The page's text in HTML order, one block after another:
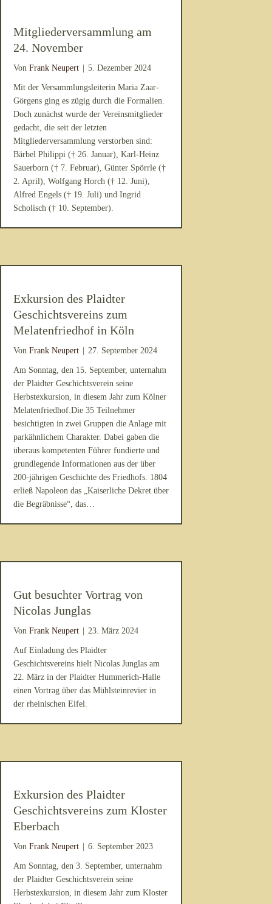
Mitgliederversammlung am
24. November
Von Frank Neupert 5. Dezember 2024
Mit der Versammlungsleiterin Maria Zaar-
Görgens ging es zügig durch die Formalien.
Doch zunächst wurde der Vereinsmitglieder
gedacht, die seit der letzten
Mitgliederversammlung verstorben sind:
Bärbel Philippi († 26. Januar), Karl-Heinz
Sauerborn († 7. Februar), Günter Spörrle (†
2. April), Wolfgang Horch († 12. Juni),
Alfred Engels († 19. Juli) und Ingrid
Scholisch († 10. September).
Exkursion des Plaidter
Geschichtsvereins zum
Melatenfriedhof in Köln
Von Frank Neupert 27. September 2024
Am Sonntag, den 15. September, unternahm
der Plaidter Geschichtsverein seine
Herbstexkursion, in diesem Jahr zum Kölner
Melatenfriedhof.Die 35 Teilnehmer
besichtigten in zwei Gruppen die Anlage mit
parkähnlichem Charakter. Dabei gaben die
überaus kompetenten Führer fundierte und
grundlegende Informationen aus der über
200-jährigen Geschichte des Friedhofs. 1804
erließ Napoleon das „Kaiserliche Dekret über
die Begräbnisse“, das…
Gut besuchter Vortrag von
Nicolas Junglas
Von Frank Neupert 23. März 2024
Auf Einladung des Plaidter
Geschichtsvereins hielt Nicolas Junglas am
22. März in der Plaidter Hummerich-Halle
einen Vortrag über das Mühlsteinrevier in
der rheinischen Eifel.
Exkursion des Plaidter
Geschichtsvereins zum Kloster
Eberbach
Von Frank Neupert 6. September 2023
Am Sonntag, den 3. September, unternahm
der Plaidter Geschichtsverein seine
Herbstexkursion, in diesem Jahr zum Kloster